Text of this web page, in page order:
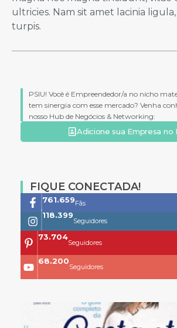
ultricies. Nam sit amet lacinia
turpis.
PSIU! Você é Empreendedor/a no nicho
tem sinergia com esse mercado? Venha
nosso Hub de Negócios & Networking:
Adicione sua Empresa no
FIQUE CONECTADA!
761.659Fãs
118.399
Seguidores
73.704
Seguidores
68.200
Seguidores